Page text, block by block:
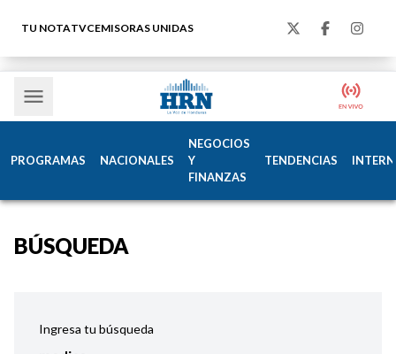
TU NOTATVCEMISORAS UNIDAS
PROGRAMAS NACIONALES
NEGOCIOS
Y
FINANZAS
TENDENCIAS
BÚSQUEDA
Ingresa tu búsqueda